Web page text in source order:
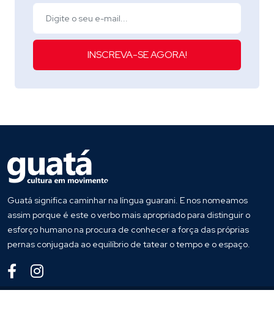
INSCREVA-SE AGORA!
Guatá significa caminhar na língua guarani. E nos nomeamos
assim porque é este o verbo mais apropriado para distinguir o
esforço humano na procura de conhecer a força das próprias
pernas conjugada ao equilíbrio de tatear o tempo e o espaço.